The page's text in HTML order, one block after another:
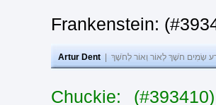
Frankenstein:
Artur Dent שָׂמִים חֹשֶׁךְ לְאוֹר וְאוֹר לְחֹשֶׁךְ
Chuckie: